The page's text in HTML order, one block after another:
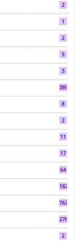
2
1
2
5
3
3892
8
2
11
17
64
182
7624
2763
2